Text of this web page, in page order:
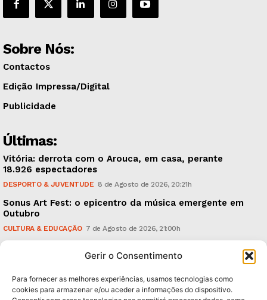
Gerir o Consentimento
Para fornecer as melhores experiências, usamos tecnologias como
cookies para armazenar e/ou aceder a informações do dispositivo.
Sobre Nós:
Contactos
Edição Impressa/Digital
Publicidade
Últimas:
Vitória: derrota com o Arouca, em casa, perante
18.926 espectadores
DESPORTO & JUVENTUDE 8 de Agosto de 2026, 20:21h
Sonus Art Fest: o epicentro da música emergente em
Outubro
CULTURA & EDUCAÇÃO 7 de Agosto de 2026, 21:00h